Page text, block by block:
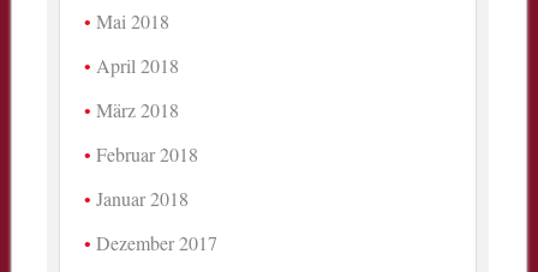
Mai 2018
April 2018
März 2018
Februar 2018
Januar 2018
Dezember 2017